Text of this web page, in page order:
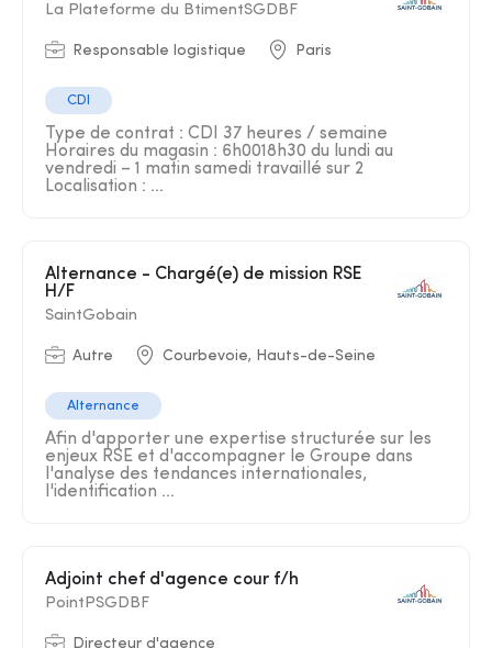
La Plateforme du BtimentSGDBF
Responsable logistique Paris
CDI
Type de contrat : CDI 37 heures / semaine
Horaires du magasin : 6h0018h30 du lundi au
vendredi – 1 matin samedi travaillé sur 2
Localisation : ...
Alternance - Chargé(e) de mission RSE
H/F
SaintGobain
Autre Courbevoie, Hauts-de-Seine
Alternance
Afin d'apporter une expertise structurée sur les
enjeux RSE et d'accompagner le Groupe dans
l'analyse des tendances internationales,
l'identification ...
Adjoint chef d'agence cour f/h
PointPSGDBF
Directeur d'agence